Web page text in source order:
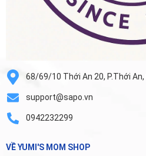
68/69/10 Thới An 20, P.Thới An,
support@sapo.vn
0942232299
VỀ YUMI'S MOM SHOP